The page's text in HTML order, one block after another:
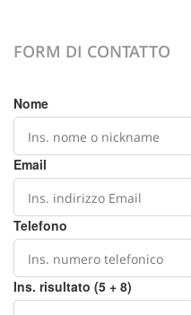
FORM DI CONTATTO
Nome
Email
Telefono
Ins. risultato (5 + 8)